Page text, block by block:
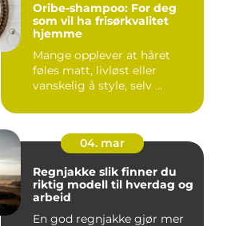
Oribe-shampoo: For deg
som vil ha frisørkvalitet
hjemme
Mange opplever at håret
føles matt, livløst eller
vanskelig å style, selv ...
04. mar
Regnjakke slik finner du
riktig modell til hverdag og
arbeid
En god regnjakke gjør mer